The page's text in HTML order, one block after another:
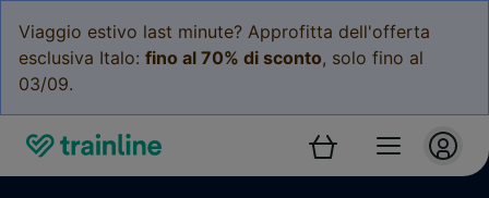
Viaggio estivo last minute? Approfitta dell'offerta
esclusiva Italo: fino al 70% di sconto, solo fino al
03/09.